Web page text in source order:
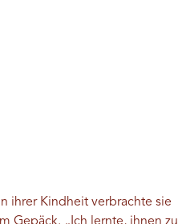
ihrer Kindheit verbrachte sie